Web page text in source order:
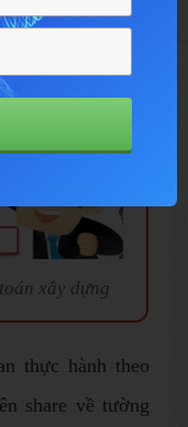
xây dựng
thực hành theo
share về tường